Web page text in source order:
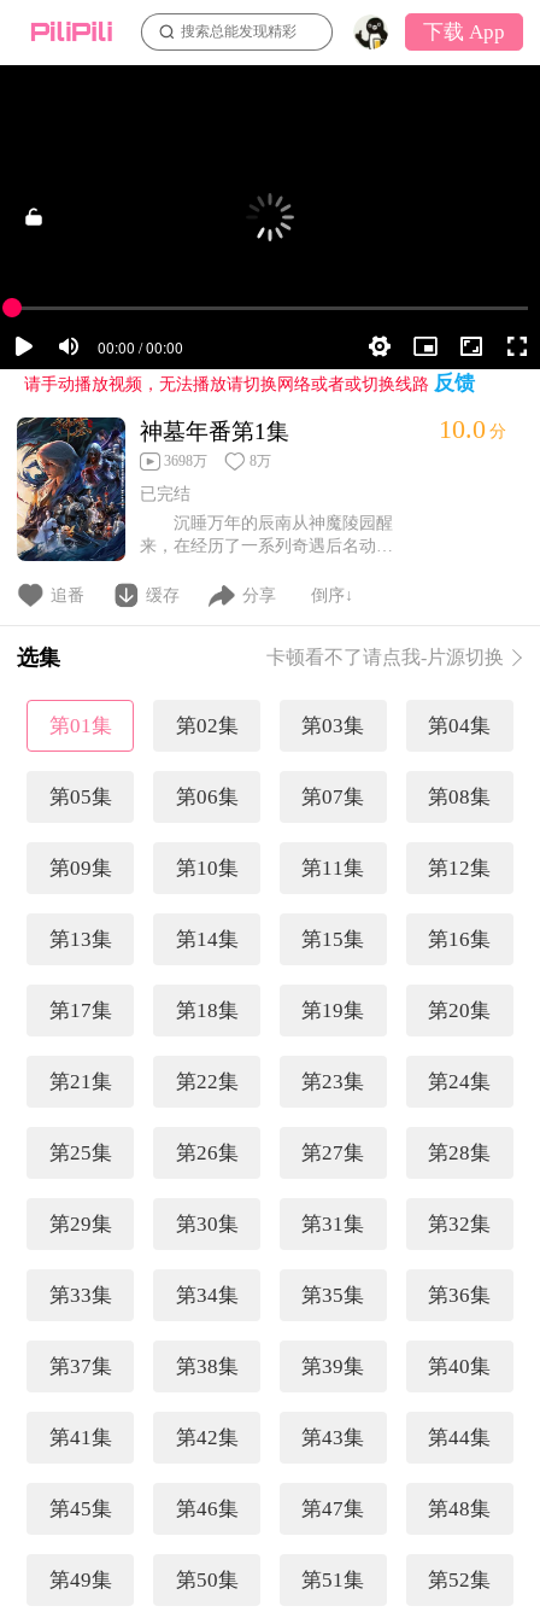
搜索总能发现精彩 下载 App
请手动播放视频，无法播放请切换网络或者或切换线路 反馈
神墓年番第1集
3698万 8万
已完结
沉睡万年的辰南从神魔陵园醒
来，在经历了一系列奇遇后名动四
曦，新的冒险再次开启，在开元城
这一季，辰南会在探寻身世之谜的
10.0 分
追番 缓存 分享 倒序↓
选集 卡顿看不了请点我-片源切换
第01集 第02集 第03集 第04集
第05集 第06集 第07集 第08集
第09集 第10集 第11集 第12集
第13集 第14集 第15集 第16集
第17集 第18集 第19集 第20集
第21集 第22集 第23集 第24集
第25集 第26集 第27集 第28集
第29集 第30集 第31集 第32集
第33集 第34集 第35集 第36集
第37集 第38集 第39集 第40集
第41集 第42集 第43集 第44集
第45集 第46集 第47集 第48集
第49集 第50集 第51集 第52集